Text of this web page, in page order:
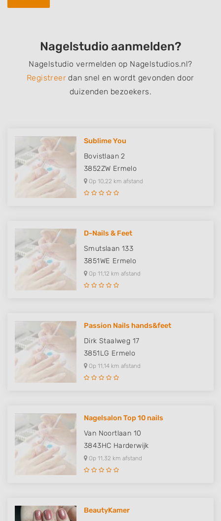
Nagelstudio aanmelden?
Nagelstudio vermelden op Nagelstudios.nl?
Registreer dan snel en wordt gevonden door
duizenden bezoekers.
Sublime You
Bovistlaan 2
3852ZW Ermelo
Op 10,22 km afstand
D-Nails & Feet
Smutslaan 133
3851WE Ermelo
Op 11,12 km afstand
Passion Nails hands&feet
Dirk Staalweg 17
3851LG Ermelo
Op 11,14 km afstand
Nagelsalon Top 10 nails
Van Noortlaan 10
3843HC Harderwijk
Op 11,32 km afstand
BeautyKamer